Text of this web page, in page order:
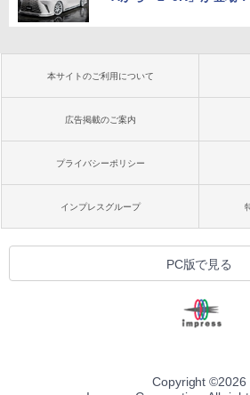
本サイトのご利用について
広告掲載のご案内
プライバシーポリシー
インプレスグループ
PC版で見る
Copyright ©2026